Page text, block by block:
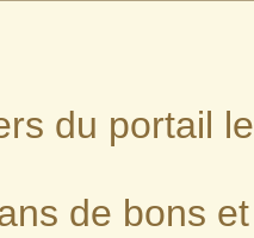
du portail
de bons